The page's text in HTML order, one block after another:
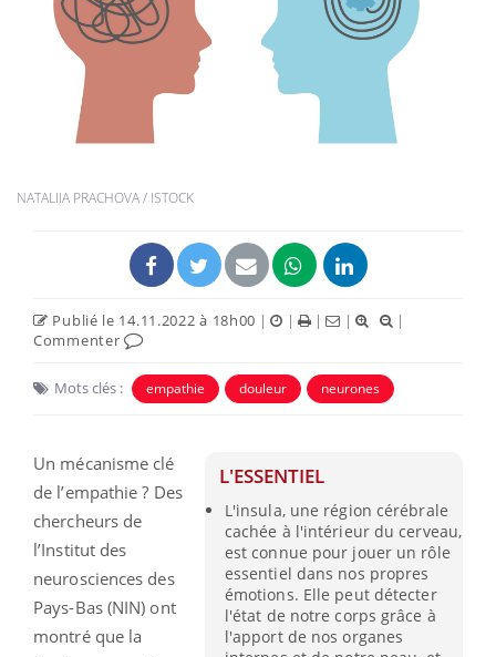
NATALIIA PRACHOVA / ISTOCK
Publié le 14.11.2022 à 18h00 | | | |
|
Commenter
Mots clés : empathie douleur neurones
L'ESSENTIEL
L'insula, une région cérébrale
cachée à l'intérieur du cerveau,
est connue pour jouer un rôle
essentiel dans nos propres
émotions. Elle peut détecter
l'état de notre corps grâce à
l'apport de nos organes
Un mécanisme clé
de l’empathie ? Des
chercheurs de
l’Institut des
neurosciences des
Pays-Bas (NIN) ont
montré que la